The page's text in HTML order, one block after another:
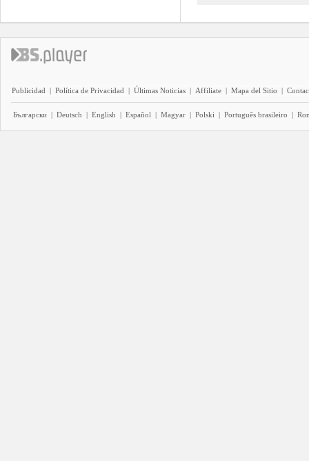
Publicidad | Política de Privacidad | Últimas Noticias | Affiliate | Mapa del Sitio |
Български | Deutsch | English | Español | Magyar | Polski | Português brasileiro |